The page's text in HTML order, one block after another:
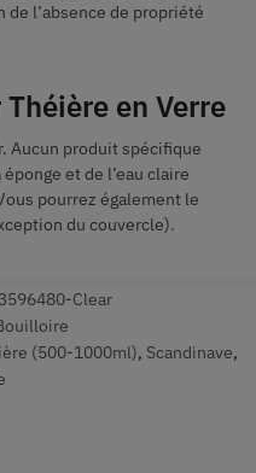
de l’absence de propriété
en Verre
Aucun produit spécifique
et de l’eau claire
pourrez également le
du couvercle).
Clear
(500-1000ml), Scandinave,